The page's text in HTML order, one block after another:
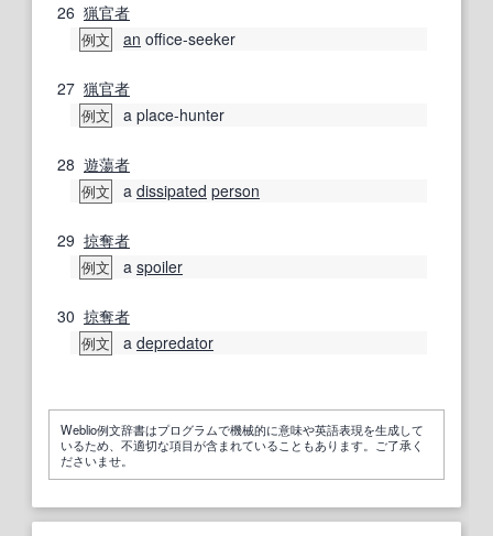
26 猟官者
例文 an office-seeker
27 猟官者
例文 a place-hunter
28 遊蕩者
例文 a dissipated person
29 掠奪者
例文 a spoiler
30 掠奪者
例文 a depredator
Weblio例文辞書はプログラムで機械的に意味や英語表現を生成して
いるため、不適切な項目が含まれていることもあります。ご了承く
ださいませ。